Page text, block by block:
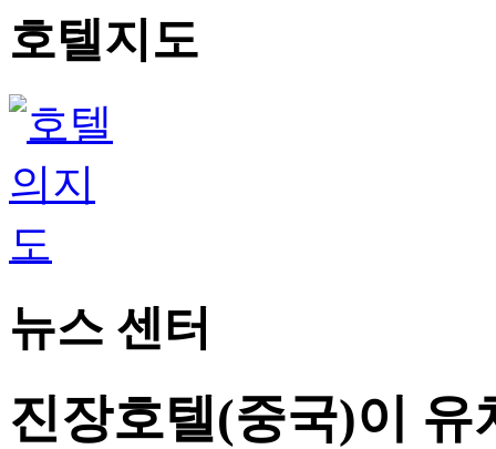
호텔지도
뉴스 센터
진장호텔(중국)이